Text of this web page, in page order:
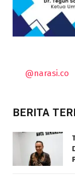
@narasi.co
BERITA